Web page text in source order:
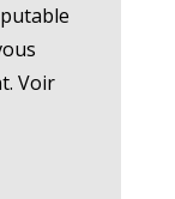
Voir